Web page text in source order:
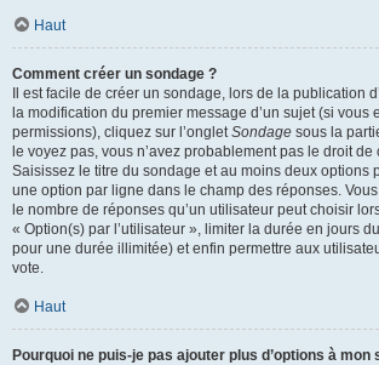
Haut
Comment créer un sondage ?
Il est facile de créer un sondage, lors de la publication
la modification du premier message d’un sujet (si vous
permissions), cliquez sur l’ongletSondage sous la
le voyez pas, vous n’avez probablement pas le droit
Saisissez le titre du sondage et au moins deux options
une option par ligne dans le champ des réponses.
le nombre de réponses qu’un utilisateur peut choisir
« Option(s) par l’utilisateur », limiter la durée en jours
pour une durée illimitée) et enfin permettre aux
vote.
Haut
Pourquoi ne puis-je pas ajouter plus d’options à mon